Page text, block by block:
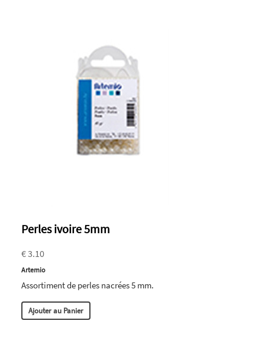
Perles ivoire 5mm
€ 3.10
Artemio
Assortiment de perles nacrées 5 mm.
Ajouter au Panier